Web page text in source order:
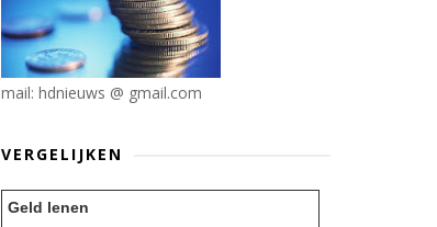
mail: hdnieuws @ gmail.com
VERGELIJKEN
Geld lenen